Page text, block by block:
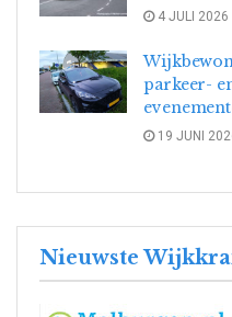
4 JULI 2026
parkeer-
19 JUNI
Nieuwste